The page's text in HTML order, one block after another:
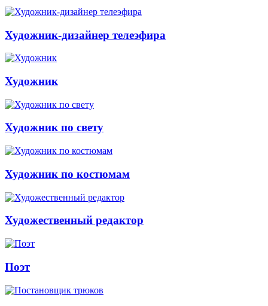
Художник-дизайнер телеэфира
Художник
Художник по свету
Художник по костюмам
Художественный редактор
Поэт